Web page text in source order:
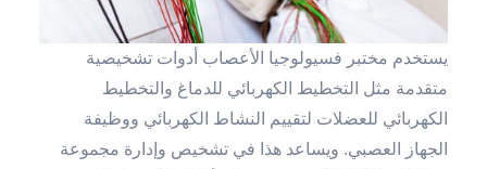
يستخدم مختبر فسيولوجيا الأعصاب أدوات تشخيصية
متقدمة مثل التخطيط الكهربائي للدماغ والتخطيط
الكهربائي للعضلات لتقييم النشاط الكهربائي ووظيفة
الجهاز العصبي. ويساعد هذا في تشخيص وإدارة مجموعة